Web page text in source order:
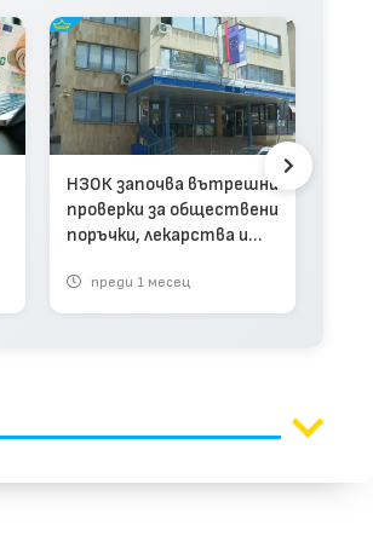
НЗОК започва вътрешни
проверки за обществени
поръчки, лекарства и
преди 1 месец